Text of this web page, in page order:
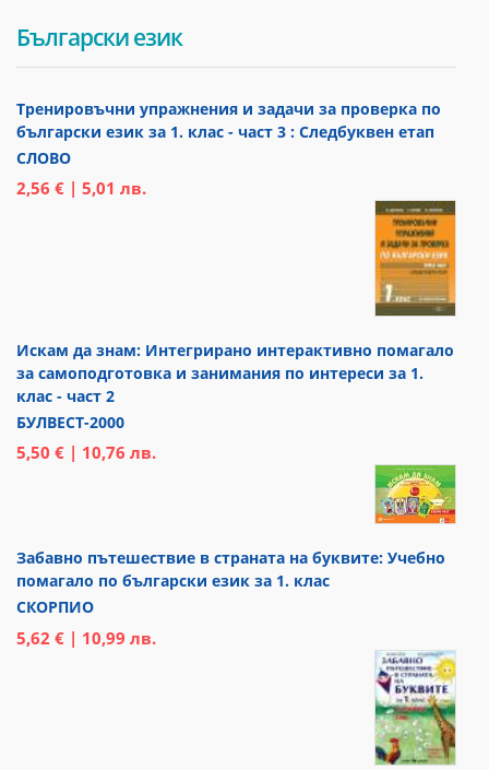
Български език
Тренировъчни упражнения и задачи за проверка по
български език за 1. клас - част 3 : Следбуквен етап
СЛОВО
2,56 € | 5,01 лв.
Искам да знам: Интегрирано интерактивно помагало
за самоподготовка и занимания по интереси за 1.
клас - част 2
БУЛВЕСТ-2000
5,50 € | 10,76 лв.
Забавно пътешествие в страната на буквите: Учебно
помагало по български език за 1. клас
СКОРПИО
5,62 € | 10,99 лв.